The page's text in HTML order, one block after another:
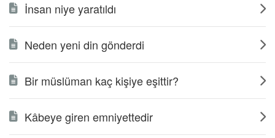
İnsan niye yaratıldı
Neden yeni din gönderdi
Bir müslüman kaç kişiye eşittir?
Kâbeye giren emniyettedir